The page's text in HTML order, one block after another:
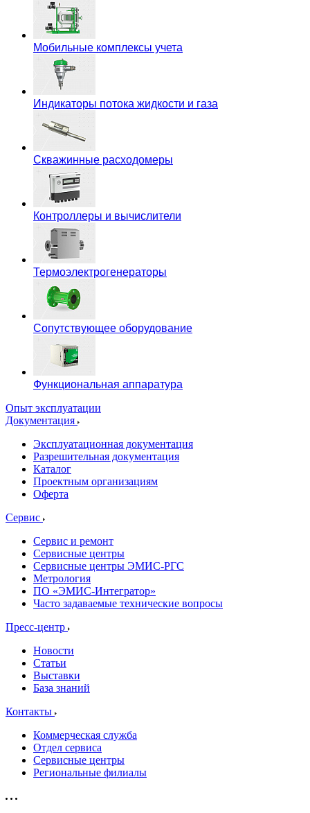
Мобильные комплексы учета
Индикаторы потока жидкости и газа
Скважинные расходомеры
Контроллеры и вычислители
Термоэлектрогенераторы
Сопутствующее оборудование
Функциональная аппаратура
Опыт эксплуатации
Документация
Эксплуатационная документация
Разрешительная документация
Каталог
Проектным организациям
Оферта
Сервис
Сервис и ремонт
Сервисные центры
Сервисные центры ЭМИС-РГС
Метрология
ПО «ЭМИС-Интегратор»
Часто задаваемые технические вопросы
Пресс-центр
Новости
Статьи
Выставки
База знаний
Контакты
Коммерческая служба
Отдел сервиса
Сервисные центры
Региональные филиалы